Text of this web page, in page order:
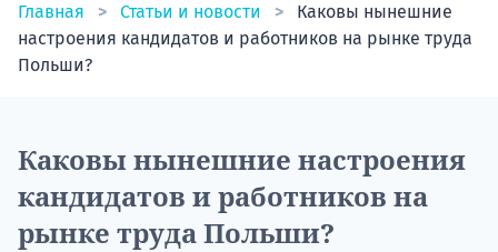
Главная Статьи и новости
Каковы нынешние
настроения кандидатов и работников на рынке труда
Польши?
Каковы нынешние настроения
кандидатов и работников на
рынке труда Польши?